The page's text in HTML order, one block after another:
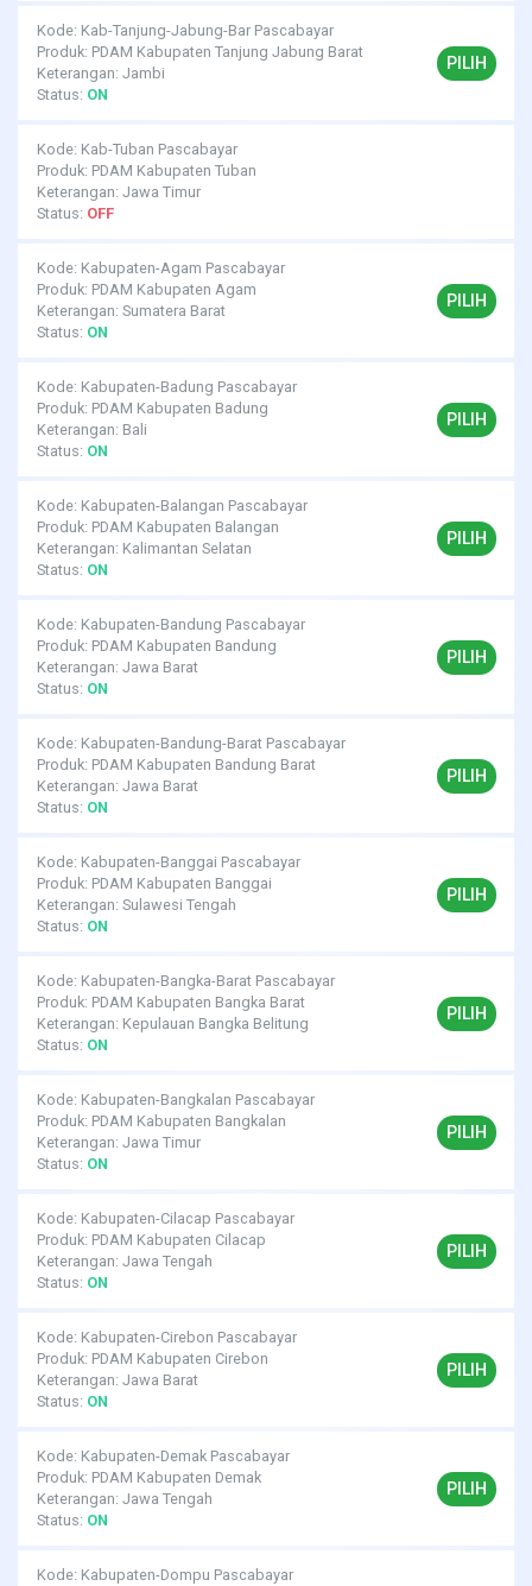
Kode: Kab-Tanjung-Jabung-Bar Pascabayar
Produk: PDAM Kabupaten Tanjung Jabung Barat
Keterangan: Jambi
Status: ON
PILIH
Kode: Kab-Tuban Pascabayar
Produk: PDAM Kabupaten Tuban
Keterangan: Jawa Timur
Status: OFF
Kode: Kabupaten-Agam Pascabayar
Produk: PDAM Kabupaten Agam
Keterangan: Sumatera Barat
Status: ON
PILIH
Kode: Kabupaten-Badung Pascabayar
Produk: PDAM Kabupaten Badung
Keterangan: Bali
Status: ON
PILIH
Kode: Kabupaten-Balangan Pascabayar
Produk: PDAM Kabupaten Balangan
Keterangan: Kalimantan Selatan
Status: ON
PILIH
Kode: Kabupaten-Bandung Pascabayar
Produk: PDAM Kabupaten Bandung
Keterangan: Jawa Barat
Status: ON
PILIH
Kode: Kabupaten-Bandung-Barat Pascabayar
Produk: PDAM Kabupaten Bandung Barat
Keterangan: Jawa Barat
Status: ON
PILIH
Kode: Kabupaten-Banggai Pascabayar
Produk: PDAM Kabupaten Banggai
Keterangan: Sulawesi Tengah
Status: ON
PILIH
Kode: Kabupaten-Bangka-Barat Pascabayar
Produk: PDAM Kabupaten Bangka Barat
Keterangan: Kepulauan Bangka Belitung
Status: ON
PILIH
Kode: Kabupaten-Bangkalan Pascabayar
Produk: PDAM Kabupaten Bangkalan
Keterangan: Jawa Timur
Status: ON
PILIH
Kode: Kabupaten-Cilacap Pascabayar
Produk: PDAM Kabupaten Cilacap
Keterangan: Jawa Tengah
Status: ON
PILIH
Kode: Kabupaten-Cirebon Pascabayar
Produk: PDAM Kabupaten Cirebon
Keterangan: Jawa Barat
Status: ON
PILIH
Kode: Kabupaten-Demak Pascabayar
Produk: PDAM Kabupaten Demak
Keterangan: Jawa Tengah
Status: ON
PILIH
Kode: Kabupaten-Dompu Pascabayar